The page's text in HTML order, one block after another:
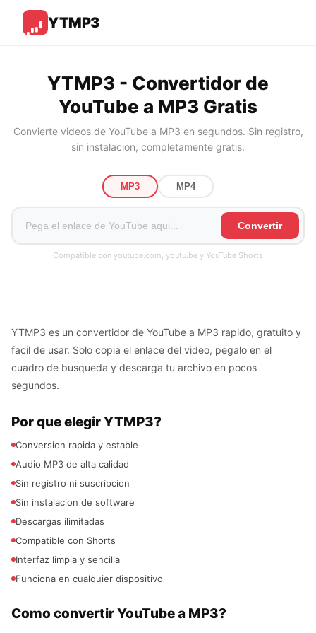
YTMP3
YTMP3 - Convertidor de
YouTube a MP3 Gratis
Convierte videos de YouTube a MP3 en segundos. Sin registro,
sin instalacion, completamente gratis.
MP3 MP4
Convertir
Compatible con youtube.com, youtu.be y YouTube Shorts
YTMP3 es un convertidor de YouTube a MP3 rapido, gratuito y
facil de usar. Solo copia el enlace del video, pegalo en el
cuadro de busqueda y descarga tu archivo en pocos
segundos.
Por que elegir YTMP3?
Conversion rapida y estable
Audio MP3 de alta calidad
Sin registro ni suscripcion
Sin instalacion de software
Descargas ilimitadas
Compatible con Shorts
Interfaz limpia y sencilla
Funciona en cualquier dispositivo
Como convertir YouTube a MP3?